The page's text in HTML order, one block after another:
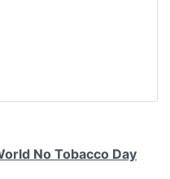
No Tobacco Day